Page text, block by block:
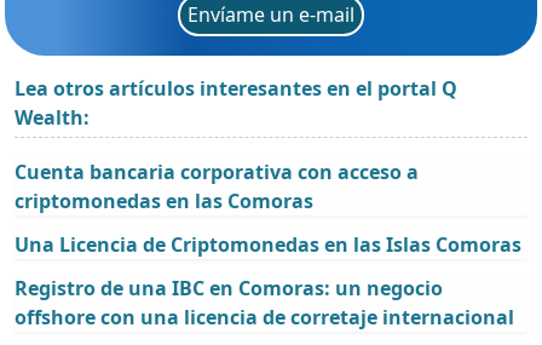
Envíame un e-mail
Lea otros artículos interesantes en el portal Q
Wealth:
Cuenta bancaria corporativa con acceso a
criptomonedas en las Comoras
Una Licencia de Criptomonedas en las Islas Comoras
Registro de una IBC en Comoras: un negocio
offshore con una licencia de corretaje internacional